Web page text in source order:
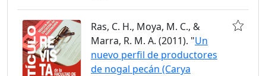
Ras, C. H., Moya, M. C., &
Marra, R. M. A. (2011). "Un
nuevo perfil de productores
de nogal pecán (Carya